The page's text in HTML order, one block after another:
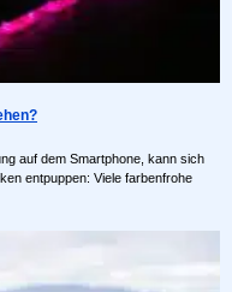
auf dem Smartphone, kann sich
entpuppen: Viele farbenfrohe